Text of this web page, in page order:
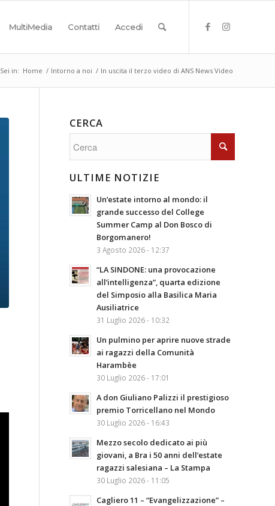
MultiMedia Contatti Accedi
Sei in: Home / Intorno a noi / In uscita il terzo video di ANS News Video
CERCA
ULTIME NOTIZIE
Un’estate intorno al mondo: il
grande successo del College
Summer Camp al Don Bosco di
Borgomanero!
3 Agosto 2026 - 12:37
“LA SINDONE: una provocazione
all’intelligenza”, quarta edizione
del Simposio alla Basilica Maria
Ausiliatrice
31 Luglio 2026 - 10:32
Un pulmino per aprire nuove strade
ai ragazzi della Comunità
Harambèe
30 Luglio 2026 - 17:01
A don Giuliano Palizzi il prestigioso
premio Torricellano nel Mondo
30 Luglio 2026 - 16:43
Mezzo secolo dedicato ai più
giovani, a Bra i 50 anni dell’estate
ragazzi salesiana – La Stampa
30 Luglio 2026 - 11:05
Cagliero 11 – “Evangelizzazione” –